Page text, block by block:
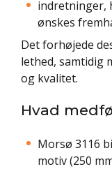
indretninger,
ønskes
Det forhøjede
lethed, samtidig
og kvalitet.
Hvad
Morsø 3116
motiv (250